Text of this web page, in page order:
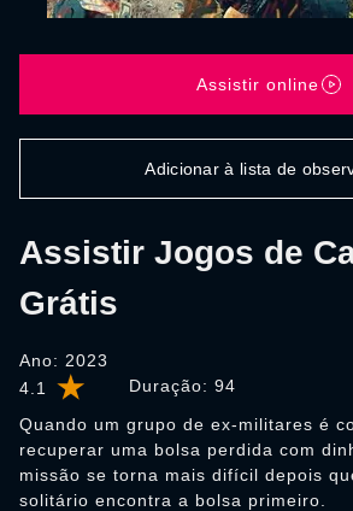
4.1 Duração: 94
Assistir Jogos de
Grátis
Ano: 2023
Quando um grupo de ex-militares é
recuperar uma bolsa perdida com
missão se torna mais difícil depois
solitário encontra a bolsa primeiro.
Assistir online
Adicionar à lista de